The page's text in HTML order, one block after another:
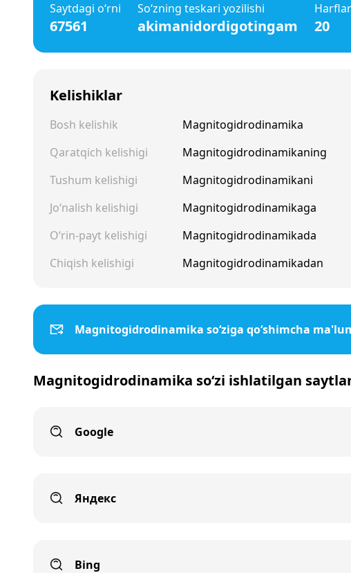
Saytdagi o‘rni
67561
So‘zning teskari yozilishi
akimanidordigotingam 20
Kelishiklar
Bosh kelishik
Magnitogidrodinamika
Qaratqich kelishigi
Magnitogidrodinamikaning
Tushum kelishigi
Magnitogidrodinamikani
Jo‘nalish kelishigi
Magnitogidrodinamikaga
O‘rin-payt kelishigi
Magnitogidrodinamikada
Chiqish kelishigi
Magnitogidrodinamikadan
Magnitogidrodinamika so‘ziga qo‘shimcha
Magnitogidrodinamika so‘zi ishlatilgan
Google
Яндекс
Bing